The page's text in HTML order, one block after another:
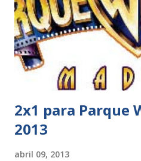
2x1 para Parque
2013
abril 09, 2013